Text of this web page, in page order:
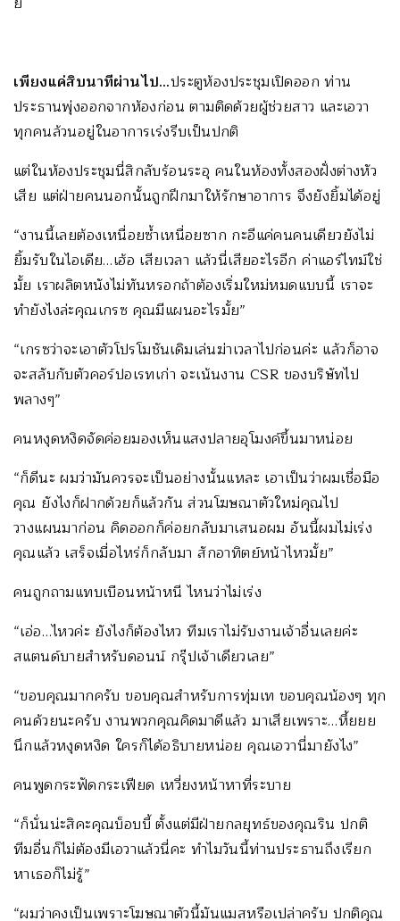
เพียงแค่สิบนาทีผ่านไป…ประตูห้องประชุมเปิดออก ท่าน
ประธานพุ่งออกจากห้องก่อน ตามติดด้วยผู้ช่วยสาว และเอวา
ทุกคนล้วนอยู่ในอาการเร่งรีบเป็นปกติ
แต่ในห้องประชุมนี่สิกลับร้อนระอุ คนในห้องทั้งสองฝั่งต่างหัว
เสีย แต่ฝ่ายคนนอกนั้นถูกฝึกมาให้รักษาอาการ จึงยังยิ้มได้อยู่
“งานนี้เลยต้องเหนื่อยซ้ำเหนื่อยซาก กะอีแค่คนคนเดียวยังไม่
ยิ้มรับในไอเดีย…เฮ้อ เสียเวลา แล้วนี่เสียอะไรอีก ค่าแอร์ไทม์ใช่
มั้ย เราผลิตหนังไม่ทันหรอกถ้าต้องเริ่มใหม่หมดแบบนี้ เราจะ
ทำยังไงล่ะคุณเกรซ คุณมีแผนอะไรมั้ย”
“เกรซว่าจะเอาตัวโปรโมชันเดิมเล่นฆ่าเวลาไปก่อนค่ะ แล้วก็อาจ
จะสลับกับตัวคอร์ปอเรทเก่า จะเน้นงาน CSR ของบริษัทไป
พลางๆ”
คนหงุดหงิดจัดค่อยมองเห็นแสงปลายอุโมงค์ขึ้นมาหน่อย
“ก็ดีนะ ผมว่ามันควรจะเป็นอย่างนั้นแหละ เอาเป็นว่าผมเชื่อมือ
คุณ ยังไงก็ฝากด้วยก็แล้วกัน ส่วนโฆษณาตัวใหม่คุณไป
วางแผนมาก่อน คิดออกก็ค่อยกลับมาเสนอผม อันนี้ผมไม่เร่ง
คุณแล้ว เสร็จเมื่อไหร่ก็กลับมา สักอาทิตย์หน้าไหวมั้ย”
คนถูกถามแทบเบือนหน้าหนี ไหนว่าไม่เร่ง
“เอ่อ…ไหวค่ะ ยังไงก็ต้องไหว ทีมเราไม่รับงานเจ้าอื่นเลยค่ะ
สแตนด์บายสำหรับดอนน์ กรุ๊ปเจ้าเดียวเลย”
“ขอบคุณมากครับ ขอบคุณสำหรับการทุ่มเท ขอบคุณน้องๆ ทุก
คนด้วยนะครับ งานพวกคุณคิดมาดีแล้ว มาเสียเพราะ…หึ้ยยย
นึกแล้วหงุดหงิด ใครก็ได้อธิบายหน่อย คุณเอวานี่มายังไง”
คนพูดกระฟัดกระเฟียด เหวี่ยงหน้าหาที่ระบาย
“ก็นั่นน่ะสิคะคุณบ็อบบี้ ตั้งแต่มีฝ่ายกลยุทธ์ของคุณริน ปกติ
ทีมอื่นก็ไม่ต้องมีเอวาแล้วนี่คะ ทำไมวันนี้ท่านประธานถึงเรียก
หาเธอก็ไม่รู้”
“ผมว่าคงเป็นเพราะโฆษณาตัวนี้มันแมสหรือเปล่าครับ ปกติคุณ